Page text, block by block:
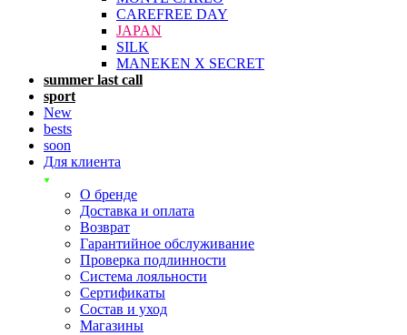
CAREFREE DAY
JAPAN
SILK
MANEKEN X SECRET
summer last call
sport
New
bests
soon
Для клиента
О бренде
Доставка и оплата
Возврат
Гарантийное обслуживание
Проверка подлинности
Система лояльности
Сертификаты
Состав и уход
Магазины